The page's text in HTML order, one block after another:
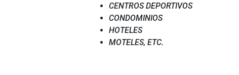
CENTROS DEPORTIVOS
CONDOMINIOS
HOTELES
MOTELES, ETC.